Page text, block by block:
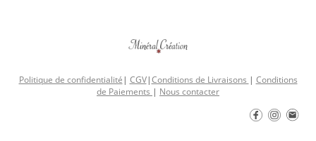
Politique de confidentialité | CGV|Conditions de Livraisons | Conditions
de Paiements | Nous contacter